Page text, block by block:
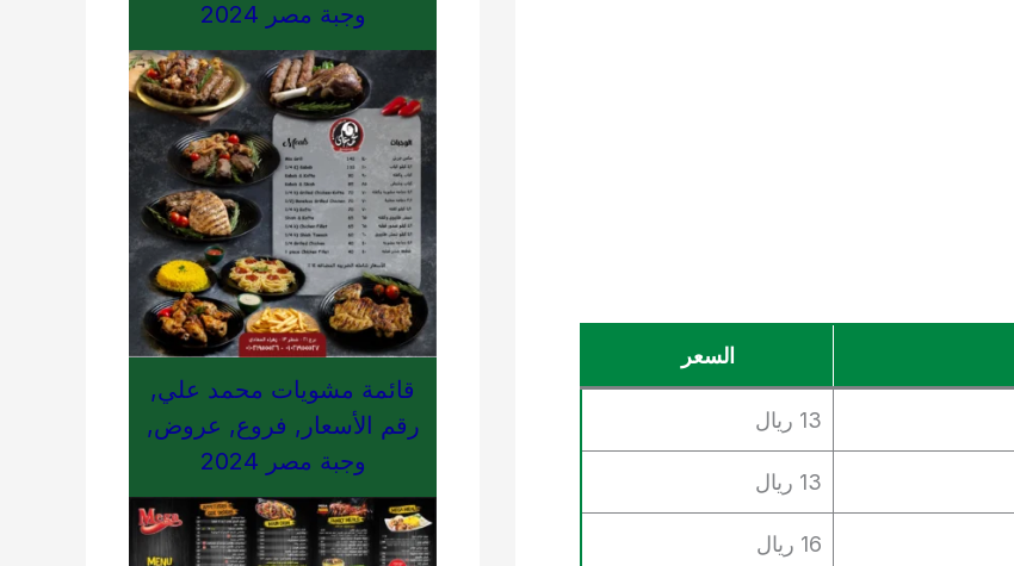
السعر
13 ريال
13 ريال
16 ريال
وجبة مصر 2024
قائمة مشويات محمد علي,
رقم الأسعار, فروع, عروض,
وجبة مصر 2024